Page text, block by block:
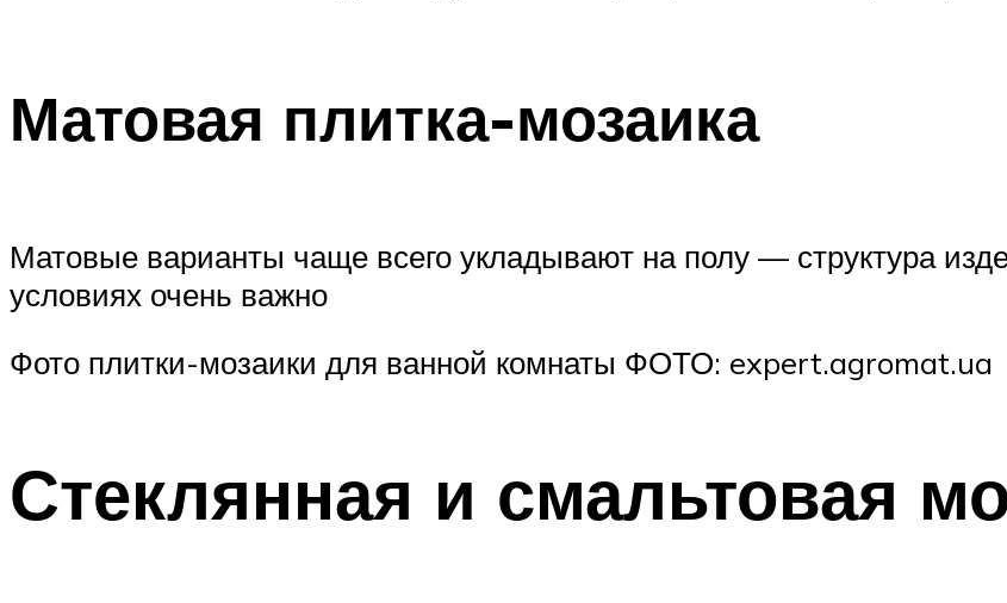
Матовая плитка-мозаика
Матовые варианты чаще всего укладывают на полу — структура
условиях очень важно
Фото плитки-мозаики для ванной комнаты ФОТО: expert.agromat.ua
Стеклянная и смальтовая